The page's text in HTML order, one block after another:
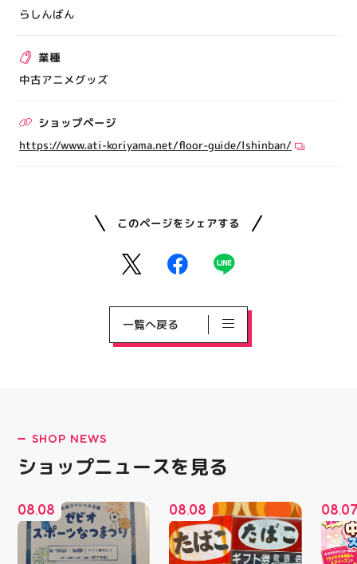
アティビジョンについて
らしんばん
業種
中古アニメグッズ
ショップページ
https://www.ati-koriyama.net/floor-guide/lshinban/
このページをシェアする
一覧へ戻る
SHOP NEWS
ショップニュースを見る
08.08 08.08 08.